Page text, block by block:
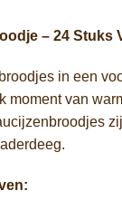
– 24 Stuks
in een
moment van